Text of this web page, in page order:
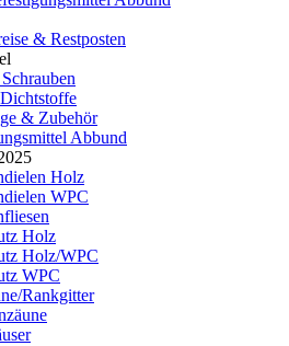
& Restposten
& Zubehör
Abbund
Holz
WPC
Holz
Holz/WPC
WPC
Rankgitter